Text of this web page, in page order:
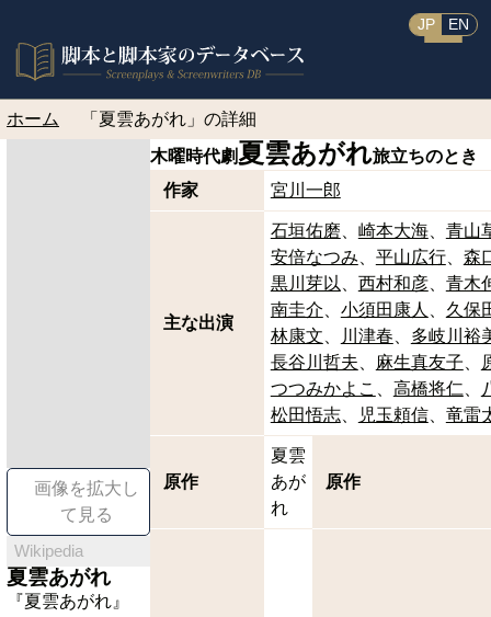
JP EN
ホーム 「夏雲あがれ」の詳細
画像を拡大し
て見る
Wikipedia
夏雲あがれ
『夏雲あがれ』
木曜時代劇夏雲あがれ旅立ちのとき
作家
宮川一郎
主な出演
石垣佑磨 崎本大海
青山
安倍なつみ
平山広行
森
黒川芽以
西村和彦
青木
南圭介
小須田康人
久保
林康文
川津春
多岐川裕
長谷川哲夫
麻生真友子
つつみかよこ
高橋将仁
松田悟志
児玉頼信 竜雷
原作
夏雲
あが
れ
原作